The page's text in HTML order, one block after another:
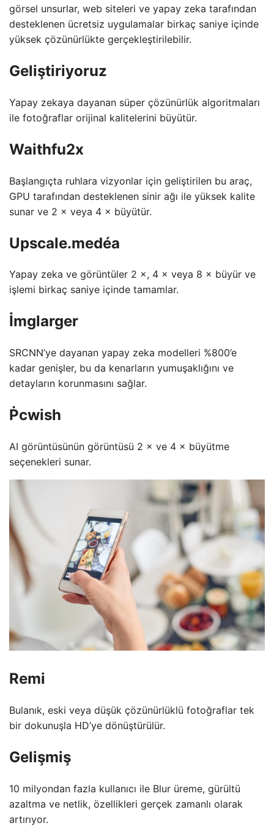
görsel unsurlar, web siteleri ve yapay zeka tarafından
desteklenen ücretsiz uygulamalar birkaç saniye içinde
yüksek çözünürlükte gerçekleştirilebilir.
Geliştiriyoruz
Yapay zekaya dayanan süper çözünürlük algoritmaları
ile fotoğraflar orijinal kalitelerini büyütür.
Waithfu2x
Başlangıçta ruhlara vizyonlar için geliştirilen bu araç,
GPU tarafından desteklenen sinir ağı ile yüksek kalite
sunar ve 2 × veya 4 × büyütür.
Upscale.medéa
Yapay zeka ve görüntüler 2 ×, 4 × veya 8 × büyür ve
işlemi birkaç saniye içinde tamamlar.
İmglarger
SRCNN’ye dayanan yapay zeka modelleri %800’e
kadar genişler, bu da kenarların yumuşaklığını ve
detayların korunmasını sağlar.
Ṗcwish
AI görüntüsünün görüntüsü 2 × ve 4 × büyütme
seçenekleri sunar.
Remi
Bulanık, eski veya düşük çözünürlüklü fotoğraflar tek
bir dokunuşla HD’ye dönüştürülür.
Gelişmiş
10 milyondan fazla kullanıcı ile Blur üreme, gürültü
azaltma ve netlik, özellikleri gerçek zamanlı olarak
artırıyor.